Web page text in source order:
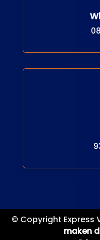
© Copyright Express
maken